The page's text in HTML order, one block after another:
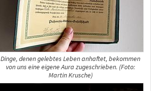
Dinge, denen gelebtes Leben anhaftet, bekommen
von uns eine eigene Aura zugeschrieben. (Foto:
Martin Krusche)